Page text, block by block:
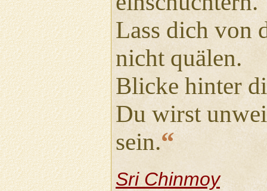
Lass dich von
nicht quälen.
Blicke hinter
Du wirst
sein.“
Sri Chinmoy